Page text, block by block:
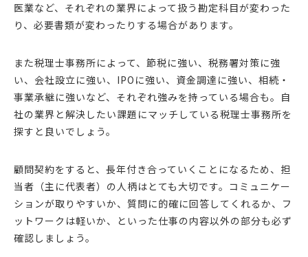
医業など、それぞれの業界によって扱う勘定科目が変わった
り、必要書類が変わったりする場合があります。
また税理士事務所によって、節税に強い、税務署対策に強
い、会社設立に強い、IPOに強い、資金調達に強い、相続・
事業承継に強いなど、それぞれ強みを持っている場合も。自
社の業界と解決したい課題にマッチしている税理士事務所を
探すと良いでしょう。
顧問契約をすると、長年付き合っていくことになるため、担
当者（主に代表者）の人柄はとても大切です。コミュニケー
ションが取りやすいか、質問に的確に回答してくれるか、フ
ットワークは軽いか、といった仕事の内容以外の部分も必ず
確認しましょう。